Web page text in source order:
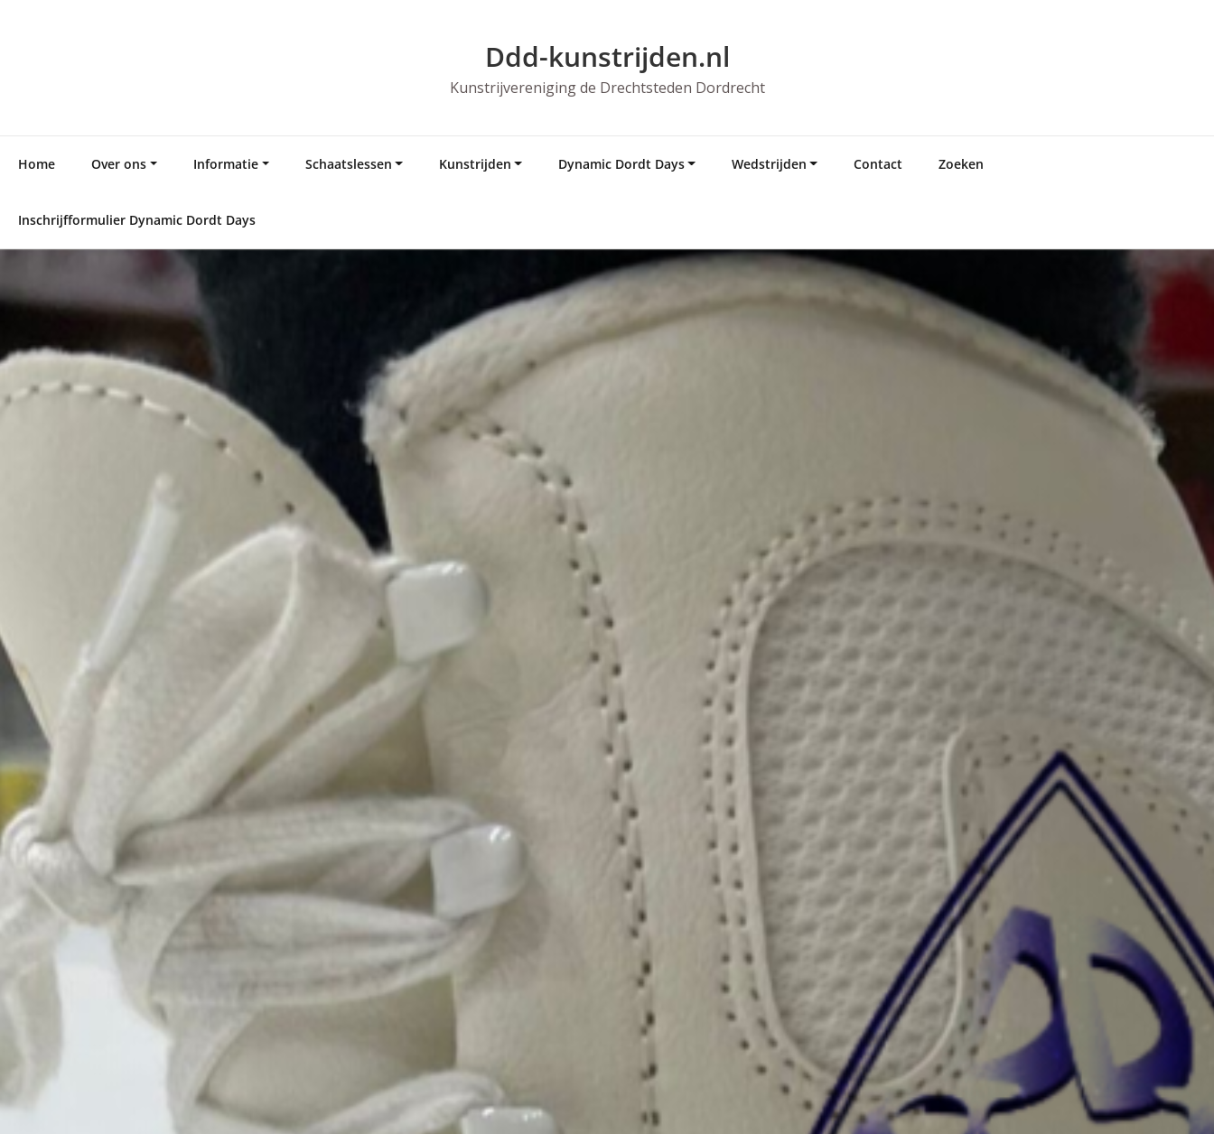
Ddd-kunstrijden.nl
Kunstrijvereniging de Drechtsteden Dordrecht
Home Over ons Informatie Schaatslessen Kunstrijden Dynamic Dordt Days Wedstrijden Contact Zoeken
Inschrijfformulier Dynamic Dordt Days